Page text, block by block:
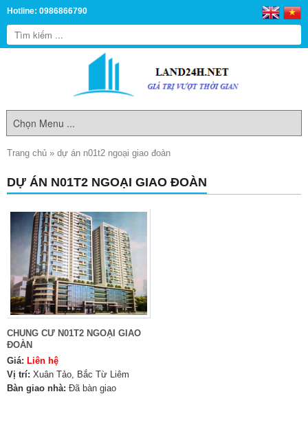
Hotline: 0986866790
Trang chủ » dự án n01t2 ngoại giao đoàn
DỰ ÁN N01T2 NGOẠI GIAO ĐOÀN
CHUNG CƯ N01T2 NGOẠI GIAO
ĐOÀN
Giá: Liên hệ
Vị trí: Xuân Tảo, Bắc Từ Liêm
Bàn giao nhà: Đã bàn giao